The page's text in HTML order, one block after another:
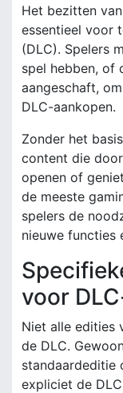
Het bezitten
essentieel voor
(DLC). Spelers
spel hebben, of
aangeschaft,
DLC-aankopen.
Zonder het
content die
openen of
de meeste
spelers de
nieuwe functies
voor
Niet alle edities
de DLC.
standaardeditie
expliciet de